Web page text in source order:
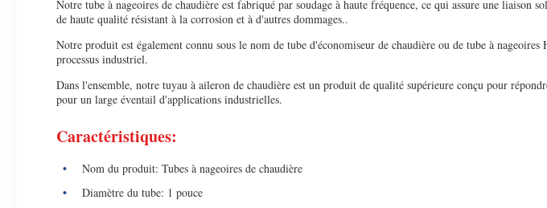
Notre tube à nageoires de chaudière est fabriqué par soudage à haute fréquence, ce qui assure une
de haute qualité résistant à la corrosion et à d'autres dommages..
Notre produit est également connu sous le nom de tube d'économiseur de chaudière ou de tube à
processus industriel.
Dans l'ensemble, notre tuyau à aileron de chaudière est un produit de qualité supérieure conçu pour
pour un large éventail d'applications industrielles.
Caractéristiques:
Nom du produit: Tubes à nageoires de chaudière
Diamètre du tube: 1 pouce